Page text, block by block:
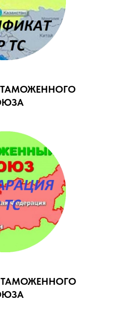
ТАМОЖЕННОГО
ТАМОЖЕННОГО